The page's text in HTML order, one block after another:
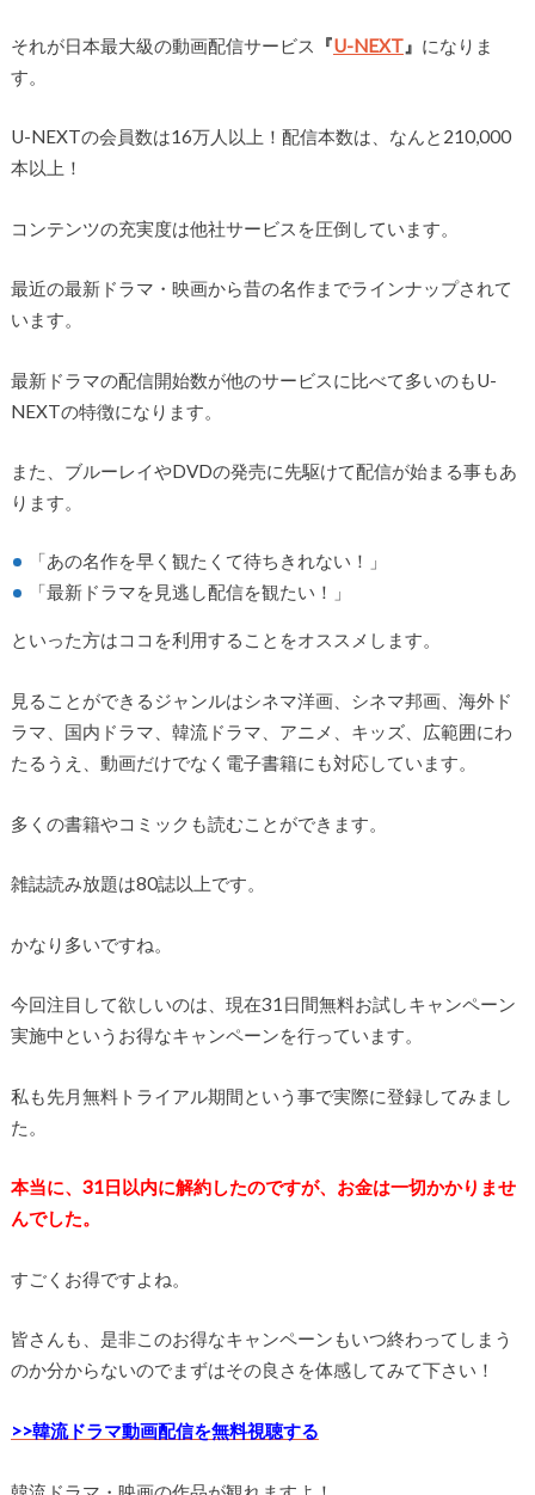
それが日本最大級の動画配信サービス 『U-NEXT』 になりま
す。
U-NEXTの会員数は16万人以上！配信本数は、なんと210,000
本以上！
コンテンツの充実度は他社サービスを圧倒しています。
最近の最新ドラマ・映画から昔の名作までラインナップされて
います。
最新ドラマの配信開始数が他のサービスに比べて多いのもU-
NEXTの特徴になります。
また、ブルーレイやDVDの発売に先駆けて配信が始まる事もあ
ります。
「あの名作を早く観たくて待ちきれない！」
「最新ドラマを見逃し配信を観たい！」
といった方はココを利用することをオススメします。
見ることができるジャンルはシネマ洋画、シネマ邦画、海外ド
ラマ、国内ドラマ、韓流ドラマ、アニメ、キッズ、広範囲にわ
たるうえ、動画だけでなく電子書籍にも対応しています。
多くの書籍やコミックも読むことができます。
雑誌読み放題は80誌以上です。
かなり多いですね。
今回注目して欲しいのは、現在31日間無料お試しキャンペーン
実施中というお得なキャンペーンを行っています。
私も先月無料トライアル期間という事で実際に登録してみまし
た。
本当に、31日以内に解約したのですが、お金は一切かかりませ
んでした。
すごくお得ですよね。
皆さんも、是非このお得なキャンペーンもいつ終わってしまう
のか分からないのでまずはその良さを体感してみて下さい！
>>韓流ドラマ動画配信を無料視聴する